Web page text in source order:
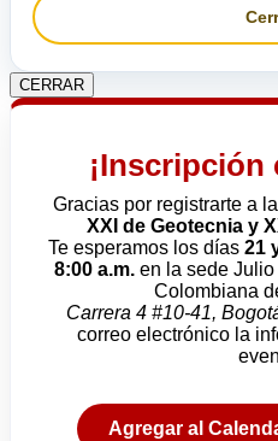
CERRAR
¡Inscripción
Gracias por registrarte a
XXI de Geotecnia y
Te esperamos los días 21
8:00 a.m. en la sede
Colombiana
Carrera 4 #10-41,
correo electrónico la
Agregar al